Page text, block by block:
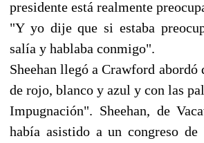
presidente está realmente
"Y yo dije que si estaba
salía y hablaba conmigo".
Sheehan llegó a Crawford abordó
de rojo, blanco y azul y con las
Impugnación". Sheehan, de
había asistido a un congreso de